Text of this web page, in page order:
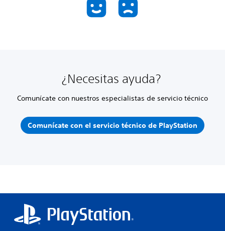
¿Necesitas ayuda?
Comunícate con nuestros especialistas de servicio técnico
Comunícate con el servicio técnico de PlayStation